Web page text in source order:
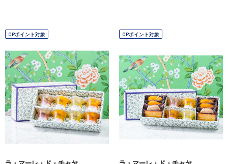
OPポイント対象 OPポイント対象